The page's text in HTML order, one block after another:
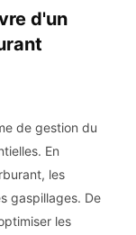
d'un
de gestion du
En
les
gaspillages. De
les